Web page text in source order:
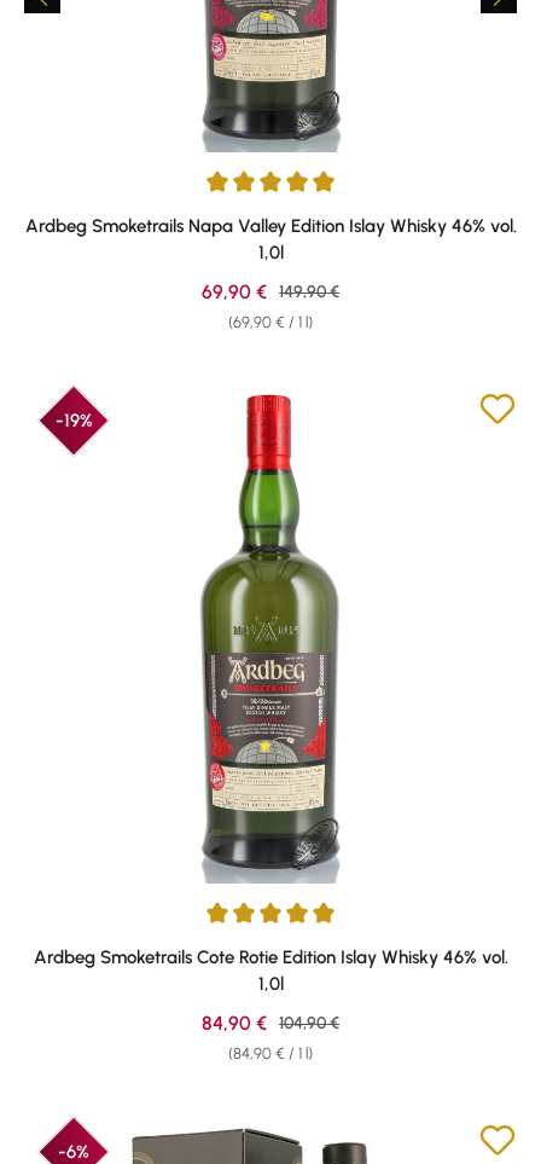
Average rating of 4.89 out of 5 stars
Ardbeg Smoketrails Napa Valley Edition Islay Whisky 46% vol.
1,0l
(69,90 € / 1 l)
Sale price:
69,90 € Regular price:
149,90 €
-19%
Average rating of 5 out of 5 stars
Ardbeg Smoketrails Cote Rotie Edition Islay Whisky 46% vol.
1,0l
(84,90 € / 1 l)
Sale price:
84,90 € Regular price:
104,90 €
-6%